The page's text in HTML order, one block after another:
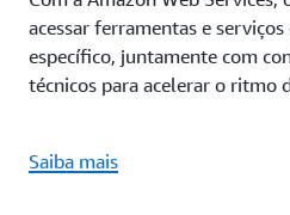
acessar ferramentas e
específico, juntamente com
técnicos para acelerar o ritmo
Saiba mais